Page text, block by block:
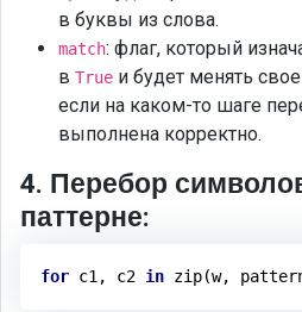
в буквы из слова.
match: флаг, который
в True и будет менять
если на каком-то шаге
выполнена корректно.
4. Перебор
паттерне:
for c1, c2 in